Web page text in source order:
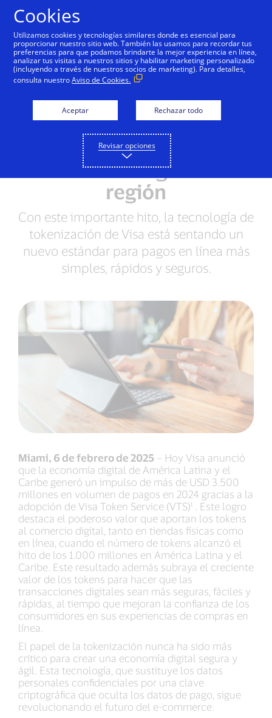
Visa emite mil millones
de tokens en América
Latina y el Caribe,
generando un impulso
de USD 3.500 millones
al comercio digital en la
región
Con este importante hito, la tecnología de
tokenización de Visa está sentando un
nuevo estándar para pagos en línea más
simples, rápidos y seguros.
Miami, 6 de febrero de 2025 – Hoy Visa anunció
que la economía digital de América Latina y el
Caribe generó un impulso de más de USD 3.500
millones en volumen de pagos en 2024 gracias a la
adopción de Visa Token Service (VTS)¹ . Este logro
destaca el poderoso valor que aportan los tokens
al comercio digital, tanto en tiendas físicas como
en línea, cuando el número de tokens alcanzó el
hito de los 1.000 millones en América Latina y el
Caribe. Este resultado además subraya el creciente
valor de los tokens para hacer que las
transacciones digitales sean más seguras, fáciles y
rápidas, al tiempo que mejoran la confianza de los
consumidores en sus experiencias de compras en
línea.
El papel de la tokenización nunca ha sido más
crítico para crear una economía digital segura y
ágil. Esta tecnología, que sustituye los datos
personales confidenciales por una clave
criptográfica que oculta los datos de pago, sigue
revolucionando el futuro del e-commerce.
Cookies
Utilizamos cookies y tecnologías similares donde es esencial para
proporcionar nuestro sitio web. También las usamos para recordar tus
preferencias para que podamos brindarte la mejor experiencia en línea,
analizar tus visitas a nuestros sitios y habilitar marketing personalizado
(incluyendo a través de nuestros socios de marketing). Para detalles,
consulta nuestroAviso de Cookies.
Aceptar Rechazar todo
Revisar opciones